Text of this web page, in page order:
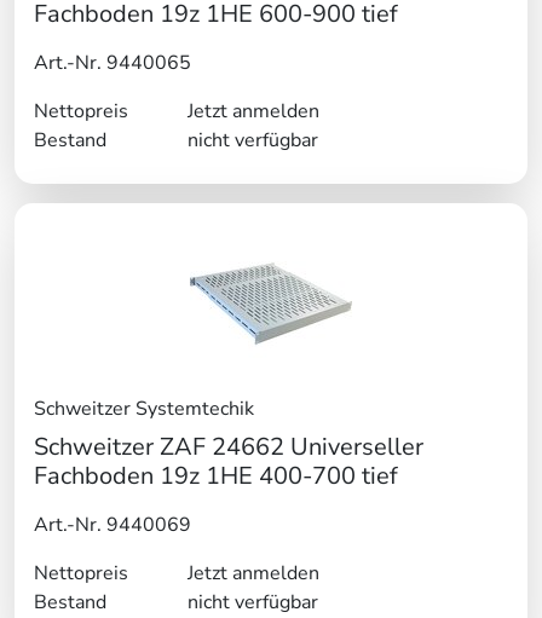
Fachboden 19z 1HE 600-900 tief
Art.-Nr. 9440065
Nettopreis
Jetzt anmelden
Bestand
nicht verfügbar
Schweitzer Systemtechik
Schweitzer ZAF 24662 Universeller
Fachboden 19z 1HE 400-700 tief
Art.-Nr. 9440069
Nettopreis
Jetzt anmelden
Bestand
nicht verfügbar